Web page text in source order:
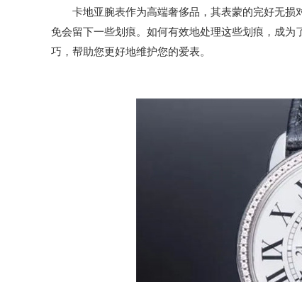
卡地亚腕表作为高端奢侈品，其表蒙的完好无损
免会留下一些划痕。如何有效地处理这些划痕，成
巧，帮助您更好地维护您的爱表。